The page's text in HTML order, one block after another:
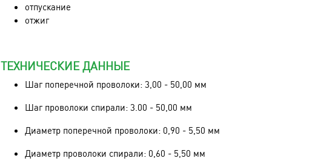
отпускание
отжиг
ТЕХНИЧЕСКИЕ ДАННЫЕ
Шаг поперечной проволоки: 3,00 - 50,00 мм
Шаг проволоки спирали: 3.00 - 50,00 мм
Диаметр поперечной проволоки: 0,90 - 5,50 мм
Диаметр проволоки спирали: 0,60 - 5,50 мм